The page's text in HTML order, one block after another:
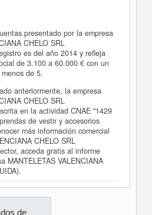
presentado por la empresa
CHELO SRL
es del año 2014 y refleja
de 3.100 a 60.000 € con un
de 5.
anteriormente, la empresa
CHELO SRL
en la actividad CNAE "1429
de vestir y accesorios
más información comercial
CHELO SRL
acceda gratis al informe
MANTELETAS VALENCIANA
de